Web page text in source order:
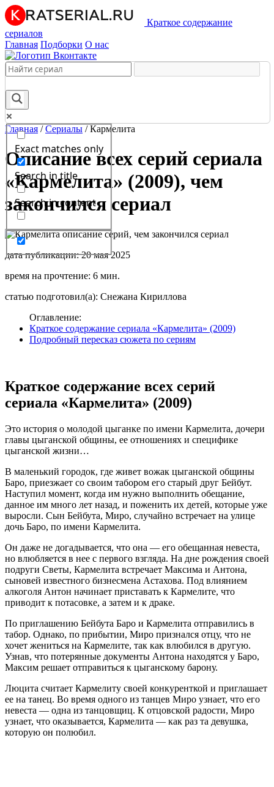
Краткое содержание
сериалов
Главная Подборки О нас
Exact matches only
Search in title
Search in content
Главная /Сериалы /Кармелита
Описание всех серий сериала
«Кармелита» (2009), чем
закончился сериал
дата публикации: 20 мая 2025
время на прочтение: 6 мин.
статью подготовил(а): Снежана Кириллова
Оглавление:
Краткое содержание сериала «Кармелита» (2009)
Подробный пересказ сюжета по сериям
Краткое содержание всех серий
сериала «Кармелита» (2009)
Это история о молодой цыганке по имени Кармелита, дочери
главы цыганской общины, ее отношениях и специфике
цыганской жизни…
В маленький городок, где живет вожак цыганской общины
Баро, приезжает со своим табором его старый друг Бейбут.
Наступил момент, когда им нужно выполнить обещание,
данное им много лет назад, и поженить их детей, которые уже
выросли. Сын Бейбута, Миро, случайно встречает на улице
дочь Баро, по имени Кармелита.
Он даже не догадывается, что она — его обещанная невеста,
но влюбляется в нее с первого взгляда. На дне рождения своей
подруги Светы, Кармелита встречает Максима и Антона,
сыновей известного бизнесмена Астахова. Под влиянием
алкоголя Антон начинает приставать к Кармелите, что
приводит к потасовке, а затем и к драке.
По приглашению Бейбута Баро и Кармелита отправились в
табор. Однако, по прибытии, Миро признался отцу, что не
хочет жениться на Кармелите, так как влюбился в другую.
Узнав, что потерянные документы Антона находятся у Баро,
Максим решает отправиться к цыганскому барону.
Люцита считает Кармелиту своей конкуренткой и приглашает
ее на танец. Во время одного из танцев Миро узнает, что его
невеста — одна из танцовщиц. К отцовской радости, Миро
узнает, что оказывается, Кармелита — как раз та девушка,
которую он полюбил.